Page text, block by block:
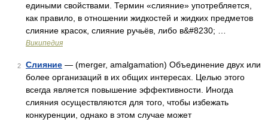
едиными свойствами. Термин «слияние» употребляется,
как правило, в отношении жидкостей и жидких предметов
слияние красок, слияние ручьёв, либо в&#8230; …
Википедия
2 Слияние — (merger, amalgamation) Объединение двух или
более организаций в их общих интересах. Целью этого
всегда является повышение эффективности. Иногда
слияния осуществляются для того, чтобы избежать
конкуренции, однако в этом случае может